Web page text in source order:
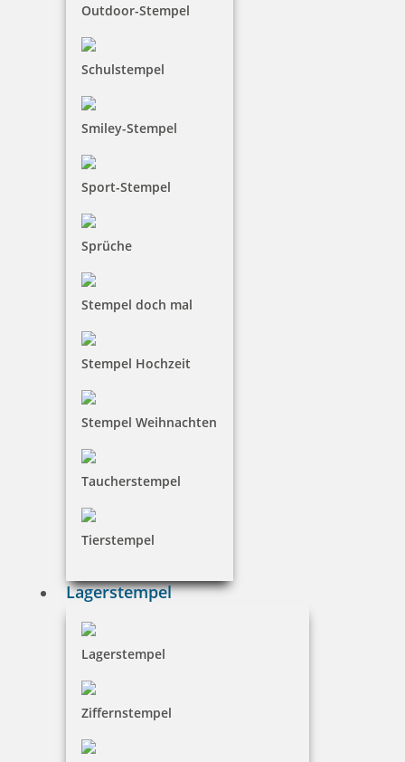
Outdoor-Stempel
Schulstempel
Smiley-Stempel
Sport-Stempel
Sprüche
Stempel doch mal
Stempel Hochzeit
Stempel Weihnachten
Taucherstempel
Tierstempel
Lagerstempel
Lagerstempel
Ziffernstempel